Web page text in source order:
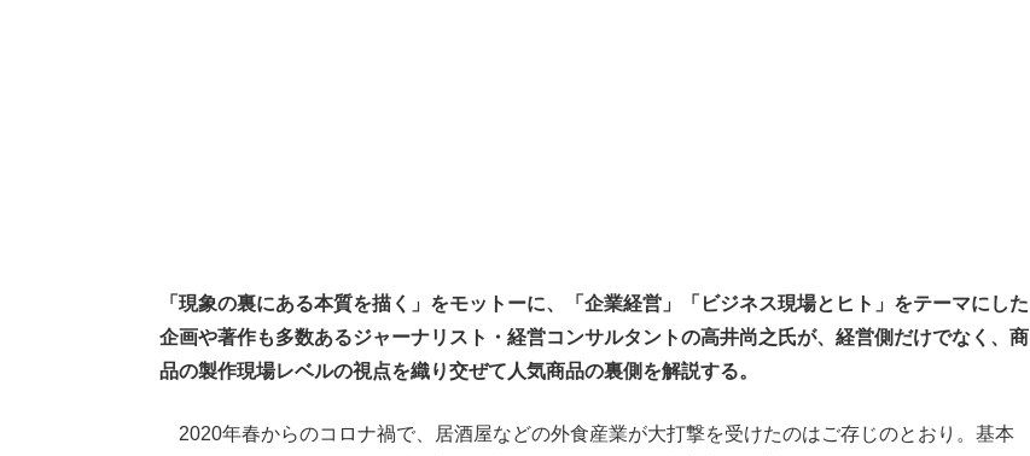
「現象の裏にある本質を描く」をモットーに、「企業経営」「ビジネス現場とヒト」をテーマにした
企画や著作も多数あるジャーナリスト・経営コンサルタントの高井尚之氏が、経営側だけでなく、商
品の製作現場レベルの視点を織り交ぜて人気商品の裏側を解説する。
2020年春からのコロナ禍で、居酒屋などの外食産業が大打撃を受けたのはご存じのとおり。基本